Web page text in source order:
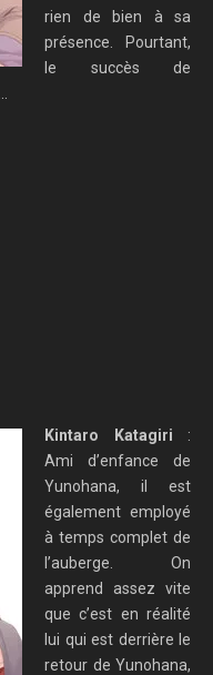
rien de bien à sa
présence. Pourtant,
le succès de
Kintaro Katagiri :
Ami d’enfance de
Yunohana, il est
également employé
à temps complet de
l’auberge. On
apprend assez vite
que c’est en réalité
lui qui est derrière le
retour de Yunohana,